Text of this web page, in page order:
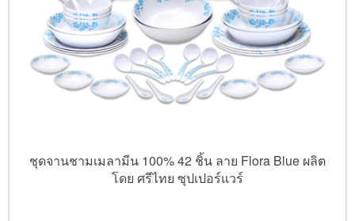
ชุดจานชามเมลามีน 100% 42 ชิ้น ลาย Flora Blue ผลิต
โดย ศรีไทย ซุปเปอร์แวร์